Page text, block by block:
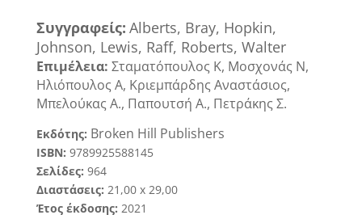
Συγγραφείς: Alberts, Bray, Hopkin,
Johnson, Lewis, Raff, Roberts, Walter
Επιμέλεια: Σταματόπουλος Κ, Μοσχονάς Ν,
Ηλιόπουλος Α, Κριεμπάρδης Αναστάσιος,
Μπελούκας Α., Παπουτσή Α., Πετράκης Σ.
Εκδότης: Broken Hill Publishers
ISBN: 9789925588145
Σελίδες: 964
Διαστάσεις: 21 ,00x 29,00
Έτος έκδοσης: 2021